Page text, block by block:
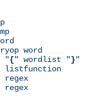
word
"{" wordlist "}"
listfunction
regex
regex